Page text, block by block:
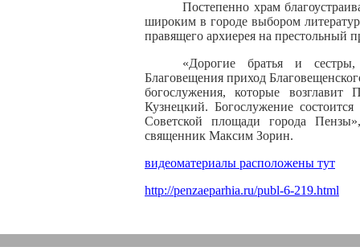
Постепенно храм
широким в городе выбором
правящего архиерея на престольный
«Дорогие братья и
Благовещения приход
богослужения, которые
Кузнецкий. Богослужение
Советской площади города
священник Максим Зорин.
видеоматериалы расположены тут
http://penzaeparhia.ru/publ-6-219.html